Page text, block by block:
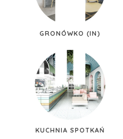
GRONÓWKO (IN)
KUCHNIA SPOTKAŃ